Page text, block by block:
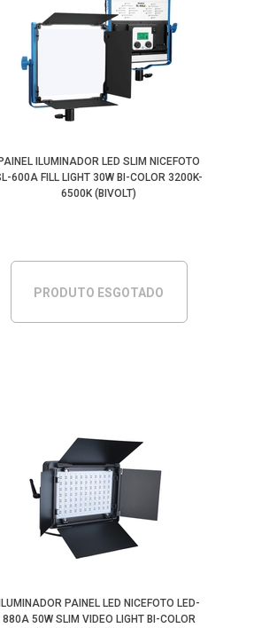
PAINEL ILUMINADOR LED SLIM NICEFOTO
600A FILL LIGHT 30W BI-COLOR 3200K-
6500K (BIVOLT)
PRODUTO ESGOTADO
ILUMINADOR PAINEL LED NICEFOTO LED-
880A 50W SLIM VIDEO LIGHT BI-COLOR